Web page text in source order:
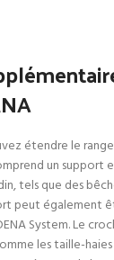
étendre le
un
tels que des
peut également
System. Le
les taille-